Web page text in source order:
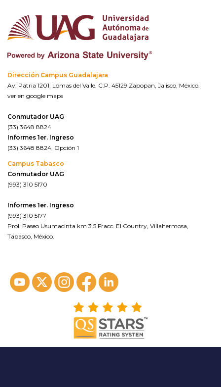
Dirección Campus Guadalajara
Av. Patria 1201, Lomas del Valle, C.P. 45129 Zapopan, Jalisco, México.
ver en google maps
Conmutador UAG
(33) 3648 8824
Informes 1er. Ingreso
(33) 3648 8824, Opción 1
Campus Tabasco
Conmutador UAG
(993) 310 5170
Informes 1er. Ingreso
(993) 310 5177
Prol. Paseo Usumacinta km 3.5 Fracc. El Country, Villahermosa,
Tabasco, México.